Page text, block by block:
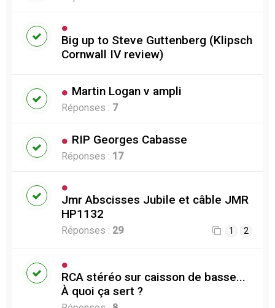
Big up to Steve Guttenberg (Klipsch
Cornwall IV review)
Martin Logan v ampli
Réponses : 7
RIP Georges Cabasse
Réponses : 17
Jmr Abscisses Jubile et câble JMR
HP1132
Réponses : 29 1 2
RCA stéréo sur caisson de basse...
À quoi ça sert ?